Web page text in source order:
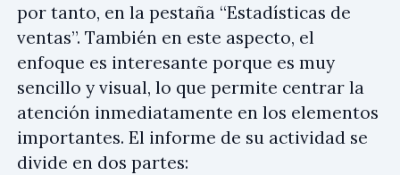
por tanto, en la pestaña “Estadísticas de
ventas”. También en este aspecto, el
enfoque es interesante porque es muy
sencillo y visual, lo que permite centrar la
atención inmediatamente en los elementos
importantes. El informe de su actividad se
divide en dos partes: